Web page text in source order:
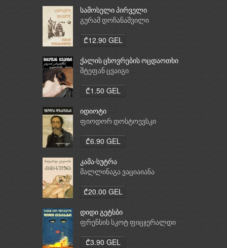
სამოსელი პირველი
გურამ დოჩანაშვილი
₾12.90 GEL
ქალის ცხოვრების ოცდაოთხი
საათი
შტეფან ცვაიგი
₾1.50 GEL
იდიოტი
ფიოდორ დოსტოევსკი
₾6.90 GEL
კამა-სუტრა
მალლინაგა ვაციაიანა
₾20.00 GEL
დიდი გეტსბი
ფრენსის სკოტ ფიცჯერალდი
₾3.90 GEL